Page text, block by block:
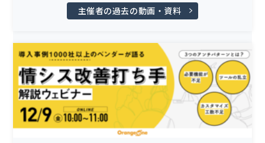
主催者の過去の動画・資料